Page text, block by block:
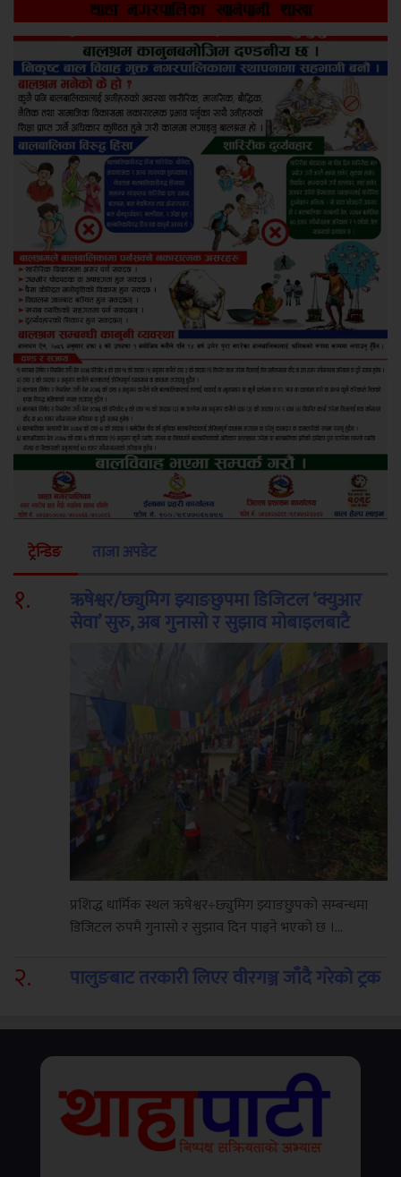
ट्रेन्डिङ ताजा अपडेट
१. ऋषेश्वर/छ्युमिग झ्याङछुपमा डिजिटल ‘क्युआर
सेवा’ सुरु, अब गुनासो र सुझाव मोबाइलबाटै
प्रशिद्ध धार्मिक स्थल ऋषेश्वर÷छ्युमिग झ्याङछुपको सम्बन्धमा
डिजिटल रुपमै गुनासो र सुझाव दिन पाइने भएको छ ।...
२. पालुङबाट तरकारी लिएर वीरगञ्ज जाँदै गरेको ट्रक